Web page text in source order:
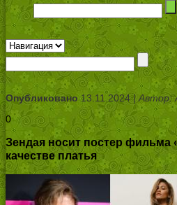
Опубликовано13.11.2024 | Автор:
0
Зендая носит постер фильма
качестве платья